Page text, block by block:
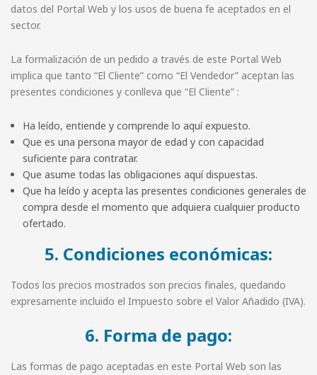
datos del Portal Web y los usos de buena fe aceptados en el
sector.
La formalización de un pedido a través de este Portal Web
implica que tanto “El Cliente” como “El Vendedor” aceptan las
presentes condiciones y conlleva que “El Cliente” :
Ha leído, entiende y comprende lo aquí expuesto.
Que es una persona mayor de edad y con capacidad
suficiente para contratar.
Que asume todas las obligaciones aquí dispuestas.
Que ha leído y acepta las presentes condiciones generales de
compra desde el momento que adquiera cualquier producto
ofertado.
5. Condiciones económicas:
Todos los precios mostrados son precios finales, quedando
expresamente incluido el Impuesto sobre el Valor Añadido (IVA).
6. Forma de pago:
Las formas de pago aceptadas en este Portal Web son las